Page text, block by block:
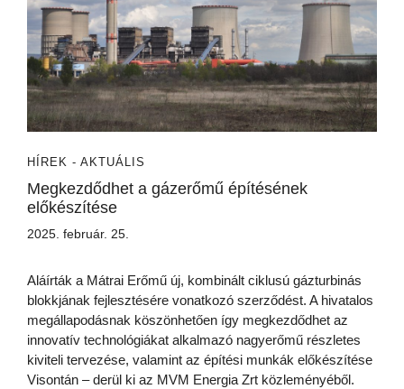
HÍREK - AKTUÁLIS
Megkezdődhet a gázerőmű építésének
előkészítése
2025. február. 25.
Aláírták a Mátrai Erőmű új, kombinált ciklusú gázturbinás
blokkjának fejlesztésére vonatkozó szerződést. A hivatalos
megállapodásnak köszönhetően így megkezdődhet az
innovatív technológiákat alkalmazó nagyerőmű részletes
kiviteli tervezése, valamint az építési munkák előkészítése
Visontán – derül ki az MVM Energia Zrt közleményéből.